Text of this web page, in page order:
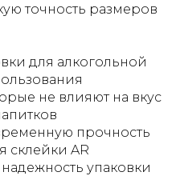
точность размеров
для алкогольной
не влияют на вкус
прочность
склейки AR
упаковки